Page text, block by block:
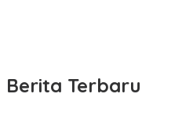
Berita Terbaru